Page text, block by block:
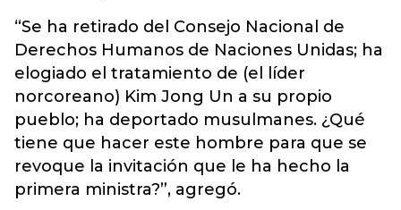
“Se ha retirado del Consejo Nacional de
Derechos Humanos de Naciones Unidas; ha
elogiado el tratamiento de (el líder
norcoreano) Kim Jong Un a su propio
pueblo; ha deportado musulmanes. ¿Qué
tiene que hacer este hombre para que se
revoque la invitación que le ha hecho la
primera ministra?”, agregó.